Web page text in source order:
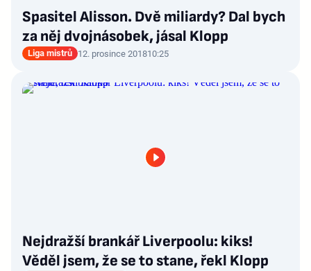
Spasitel Alisson. Dvě miliardy? Dal bych
za něj dvojnásobek, jásal Klopp
Liga mistrů 12. prosince 201810:25
Nejdražší brankář Liverpoolu: kiks!
Věděl jsem, že se to stane, řekl Klopp